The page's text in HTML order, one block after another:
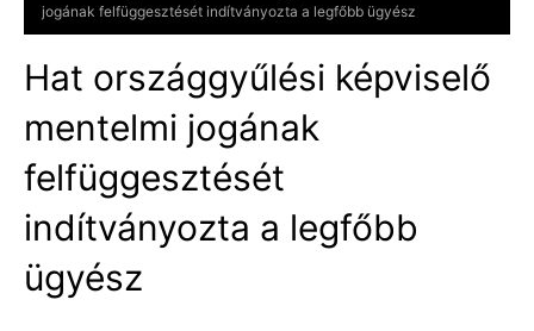
jogának felfüggesztését indítványozta a legfőbb ügyész
Hat országgyűlési képviselő
mentelmi jogának
felfüggesztését
indítványozta a legfőbb
ügyész